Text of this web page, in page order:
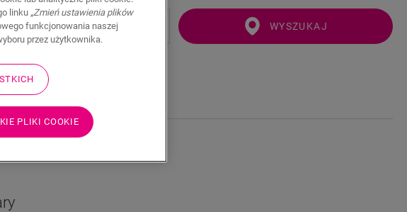
WYSZUKAJ
linku „Zmień ustawienia plików
funkcjonowania naszej
przez użytkownika.
PLIKI COOKIE